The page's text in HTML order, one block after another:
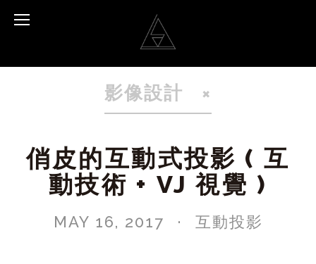
影像設計
俏皮的互動式投影 ( 互
動技術 + VJ 視覺 )
MAY 16, 2017 互動投影